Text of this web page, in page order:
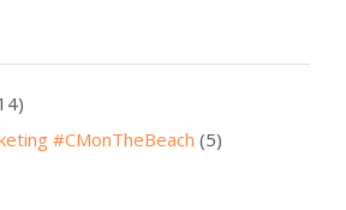
#CMonTheBeach (5)